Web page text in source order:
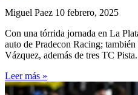
Miguel Paez 10 febrero, 2025
Con una tórrida jornada en La
auto de Pradecon Racing;
Vázquez, además de tres TC Pista.
Leer más »